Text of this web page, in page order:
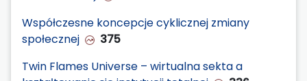
Współczesne koncepcje cyklicznej zmiany
społecznej
375
Twin Flames Universe – wirtualna sekta a